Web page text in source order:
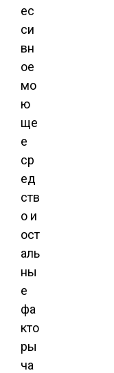
ес
си
вн
ое
мо
ю
ще
е
ср
ед
ств
о и
ост
аль
ны
е
фа
кто
ры
ча